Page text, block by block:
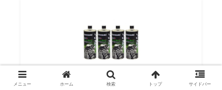
カワサキ Vent Vert ヴァン・ヴェール 10W-50 冴
メニュー ホーム 検索 トップ サイドバー